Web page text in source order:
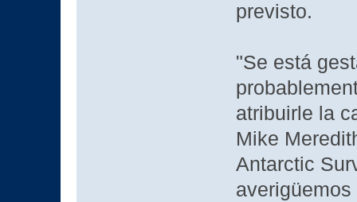
previsto.
"Se está
atribuirle la
Mike
Antarctic